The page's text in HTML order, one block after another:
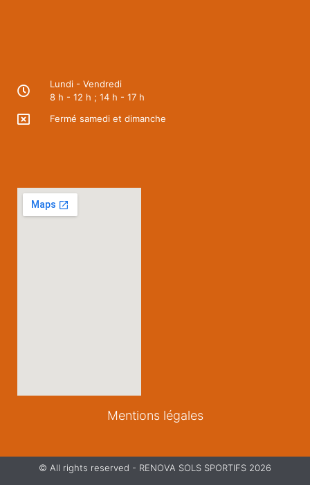
Lundi - Vendredi
8 h - 12 h ; 14 h - 17 h
Fermé samedi et dimanche
Mentions légales
© All rights reserved - RENOVA SOLS SPORTIFS 2026